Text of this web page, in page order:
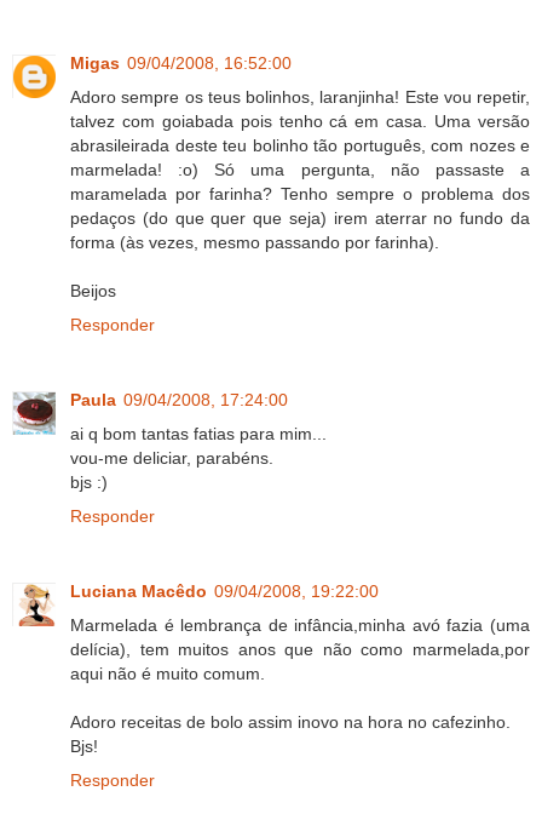
Migas 09/04/2008, 16:52:00
Adoro sempre os teus bolinhos, laranjinha! Este vou repetir,
talvez com goiabada pois tenho cá em casa. Uma versão
abrasileirada deste teu bolinho tão português, com nozes e
marmelada! :o) Só uma pergunta, não passaste a
maramelada por farinha? Tenho sempre o problema dos
pedaços (do que quer que seja) irem aterrar no fundo da
forma (às vezes, mesmo passando por farinha).
Beijos
Responder
Paula 09/04/2008, 17:24:00
ai q bom tantas fatias para mim...
vou-me deliciar, parabéns.
bjs :)
Responder
Luciana Macêdo 09/04/2008, 19:22:00
Marmelada é lembrança de infância,minha avó fazia (uma
delícia), tem muitos anos que não como marmelada,por
aqui não é muito comum.
Adoro receitas de bolo assim inovo na hora no cafezinho.
Bjs!
Responder